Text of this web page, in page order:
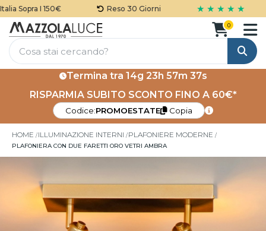
Sopra I 150€ Reso 30 Giorni ★ ★ ★ ★ ★
Cerca
0
Termina tra 14g 23h 57m 36s
RISPARMIA SUBITO SCONTO FINO A 60€*
Codice:PROMOESTATE Copia
HOME ILLUMINAZIONE INTERNI PLAFONIERE MODERNE
PLAFONIERA CON DUE FARETTI ORO VETRI AMBRA